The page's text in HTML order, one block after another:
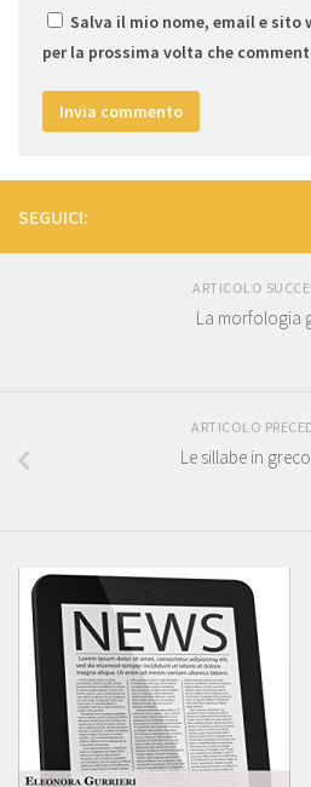
Salva il mio nome, email e sito
per la prossima volta che
SEGUICI:
ARTICOLO
La morfologia
ARTICOLO
Le sillabe in